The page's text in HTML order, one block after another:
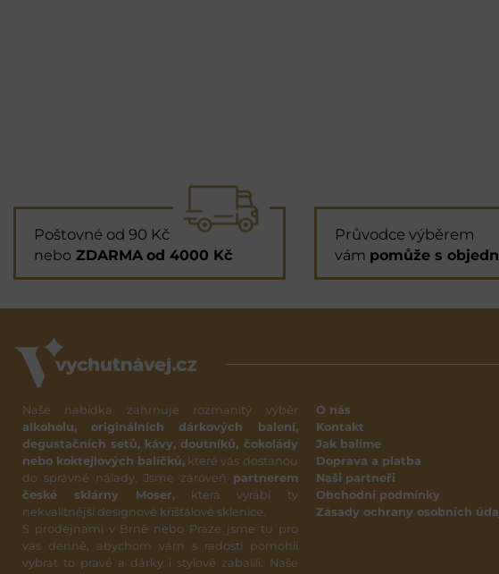
Poštovné od 90 Kč
nebo ZDARMA od 4000 Kč
Průvodce výběrem
vám pomůže s
Naše nabídka zahrnuje rozmanitý výběr
alkoholu, originálních dárkových balení,
degustačních setů, kávy, doutníků, čokolády
nebo koktejlových balíčků, které vás dostanou
do správné nálady. Jsme zároveň partnerem
české sklárny Moser, která vyrábí ty
nekvalitnější designové křišťálové sklenice.
S prodejnami v Brně nebo Praze jsme tu pro
vás denně, abychom vám s radostí pomohli
vybrat to pravé a dárky i stylově zabalili. Naše
O nás
Kontakt
Jak balíme
Doprava a platba
Naši partneři
Obchodní podmínky
Zásady ochrany osobních